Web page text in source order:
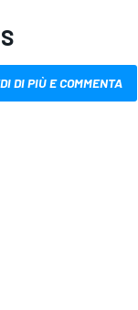
DI PIÙ E COMMENTA